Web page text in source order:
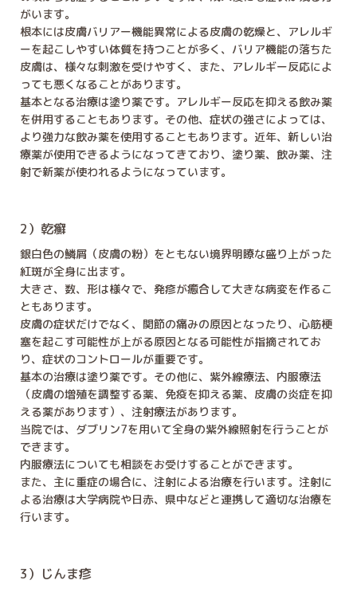
がいます。
根本には皮膚バリアー機能異常による皮膚の乾燥と、アレルギ
ーを起こしやすい体質を持つことが多く、バリア機能の落ちた
皮膚は、様々な刺激を受けやすく、また、アレルギー反応によ
っても悪くなることがあります。
基本となる治療は塗り薬です。アレルギー反応を抑える飲み薬
を併用することもあります。その他、症状の強さによっては、
より強力な飲み薬を使用することもあります。近年、新しい治
療薬が使用できるようになってきており、塗り薬、飲み薬、注
射で新薬が使われるようになっています。
2）乾癬
銀白色の鱗屑（皮膚の粉）をともない境界明瞭な盛り上がった
紅斑が全身に出ます。
大きさ、数、形は様々で、発疹が癒合して大きな病変を作るこ
ともあります。
皮膚の症状だけでなく、関節の痛みの原因となったり、心筋梗
塞を起こす可能性が上がる原因となる可能性が指摘されてお
り、症状のコントロールが重要です。
基本の治療は塗り薬です。その他に、紫外線療法、内服療法
（皮膚の増殖を調整する薬、免疫を抑える薬、皮膚の炎症を抑
える薬があります）、注射療法があります。
当院では、ダブリン7を用いて全身の紫外線照射を行うことが
できます。
内服療法についても相談をお受けすることができます。
また、主に重症の場合に、注射による治療を行います。注射に
よる治療は大学病院や日赤、県中などと連携して適切な治療を
行います。
3）じんま疹